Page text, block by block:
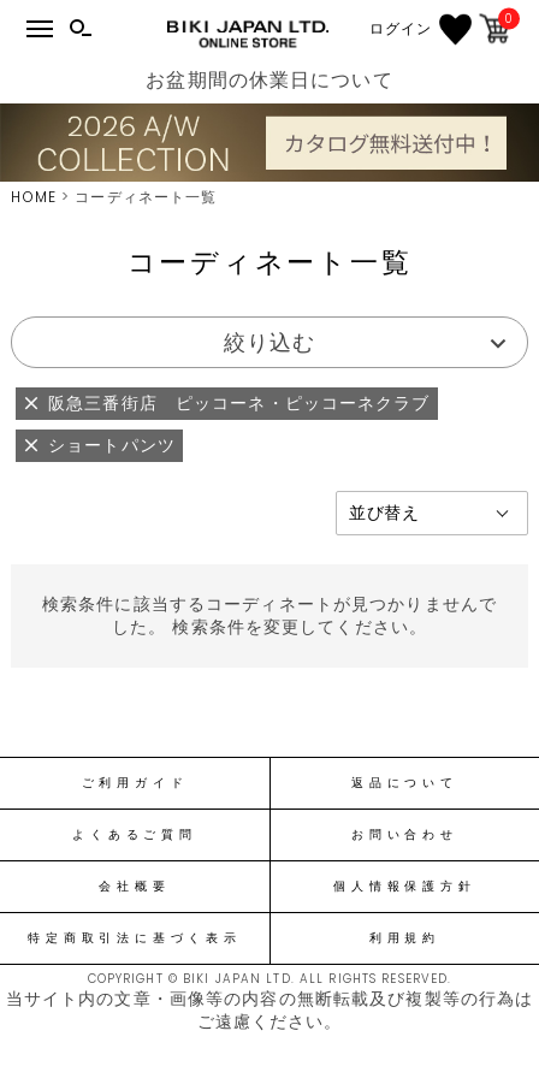
ログイン 0
お盆期間の休業日について
HOME コーディネート一覧
コーディネート一覧
絞り込む
阪急三番街店 ピッコーネ・ピッコーネクラブ
ショートパンツ
検索条件に該当するコーディネートが見つかりませんで
した。 検索条件を変更してください。
ご利用ガイド 返品について
よくあるご質問 お問い合わせ
会社概要 個人情報保護方針
特定商取引法に基づく表示 利用規約
COPYRIGHT © BIKI JAPAN LTD. ALL RIGHTS RESERVED.
当サイト内の文章・画像等の内容の無断転載及び複製等の行為は
ご遠慮ください。